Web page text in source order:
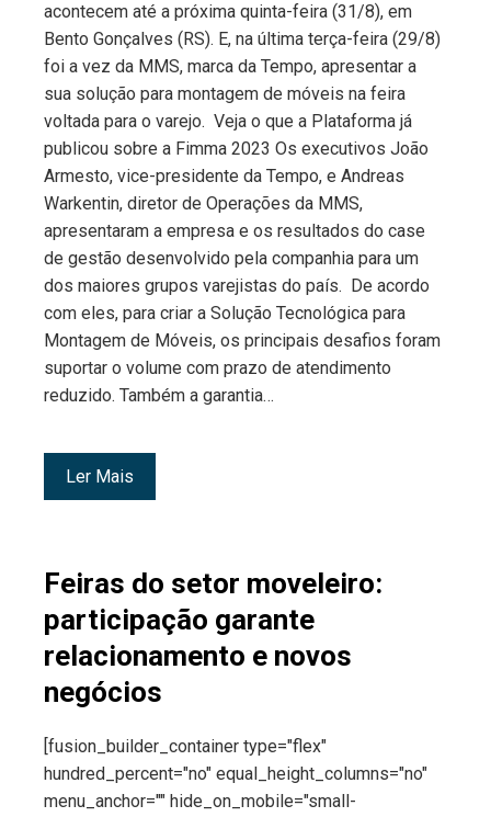
acontecem até a próxima quinta-feira (31/8), em
Bento Gonçalves (RS). E, na última terça-feira (29/8)
foi a vez da MMS, marca da Tempo, apresentar a
sua solução para montagem de móveis na feira
voltada para o varejo. Veja o que a Plataforma já
publicou sobre a Fimma 2023 Os executivos João
Armesto, vice-presidente da Tempo, e Andreas
Warkentin, diretor de Operações da MMS,
apresentaram a empresa e os resultados do case
de gestão desenvolvido pela companhia para um
dos maiores grupos varejistas do país. De acordo
com eles, para criar a Solução Tecnológica para
Montagem de Móveis, os principais desafios foram
suportar o volume com prazo de atendimento
reduzido. Também a garantia…
Ler Mais
Feiras do setor moveleiro:
participação garante
relacionamento e novos
negócios
[fusion_builder_container type="flex"
hundred_percent="no" equal_height_columns="no"
menu_anchor="" hide_on_mobile="small-